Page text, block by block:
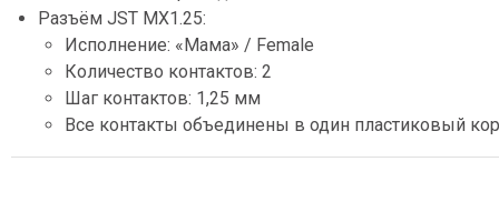
Разъём JST MX1.25:
Исполнение: «Мама» / Female
Количество контактов: 2
Шаг контактов: 1,25 мм
Все контакты объединены в один пластиковый